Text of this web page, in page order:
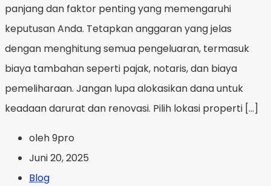
panjang dan faktor penting yang memengaruhi
keputusan Anda. Tetapkan anggaran yang jelas
dengan menghitung semua pengeluaran, termasuk
biaya tambahan seperti pajak, notaris, dan biaya
pemeliharaan. Jangan lupa alokasikan dana untuk
keadaan darurat dan renovasi. Pilih lokasi properti […]
oleh 9pro
Juni 20, 2025
Blog